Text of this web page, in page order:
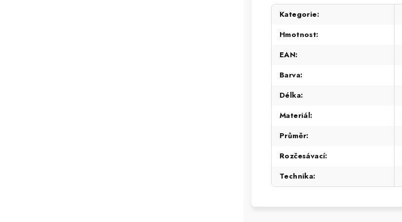
Kategorie:
Hmotnost:
EAN:
Barva:
Délka:
Materiál:
Průměr:
Rozčesávací:
Technika: